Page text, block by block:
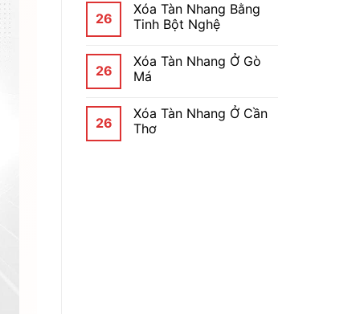
26
Xóa Tàn Nhang Bằng
Tinh Bột Nghệ
26
Xóa Tàn Nhang Ở Gò
Má
26
Xóa Tàn Nhang Ở Cần
Thơ